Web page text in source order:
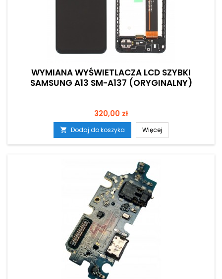
WYMIANA WYŚWIETLACZA LCD SZYBKI
SAMSUNG A13 SM-A137 (ORYGINALNY)
Cena
320,00 zł
 Dodaj do koszyka Więcej